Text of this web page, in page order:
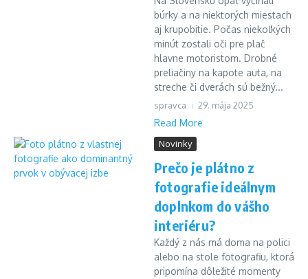
búrky a na niektorých miestach
aj krupobitie. Počas niekoľkých
minút zostali oči pre plač
hlavne motoristom. Drobné
preliačiny na kapote auta, na
streche či dverách sú bežný...
spravca 29. mája 2025
Read More
Novinky
Prečo je plátno z
fotografie ideálnym
doplnkom do vášho
interiéru?
Každý z nás má doma na polici
alebo na stole fotografiu, ktorá
pripomína dôležité momenty